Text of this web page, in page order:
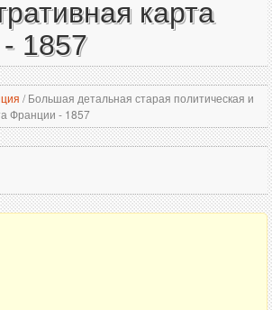
карта
1857
/Большая детальная старая политическая и
Франции - 1857